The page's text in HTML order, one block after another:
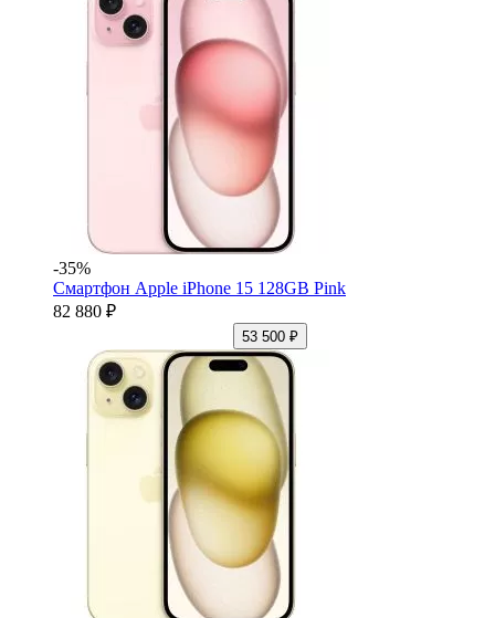
-35%
Смартфон Apple iPhone 15 128GB Pink
82 880 ₽
53 500 ₽